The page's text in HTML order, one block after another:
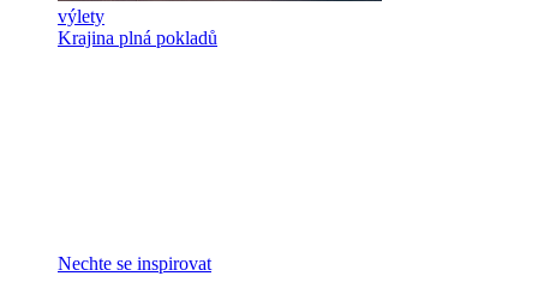
výlety
Krajina plná pokladů
Nechte se inspirovat